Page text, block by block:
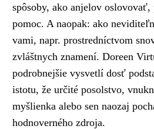
spôsoby, ako anjelov
pomoc. A naopak: ako
vami, napr. prostredníctvom
zvláštnych znamení. Doreen
podrobnejšie vysvetlí dosť
istotu, že určité posolstvo,
myšlienka alebo sen naozaj
hodnoverného zdroja.